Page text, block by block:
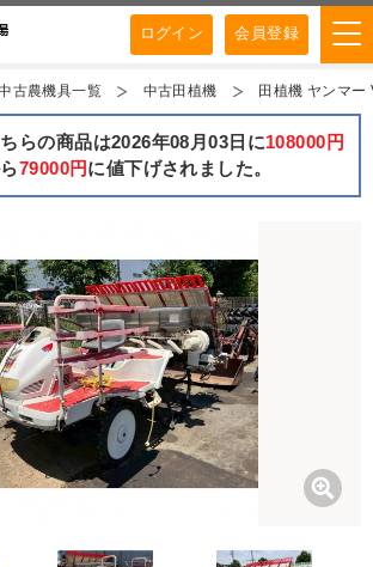
ログイン 会員登録
古農機具一覧 中古田植機 田植機 ヤンマ
らの商品は2026年08月03日に108000円
79000円に値下げされました。